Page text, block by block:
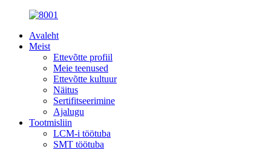
Avaleht
Meist
Ettevõtte profiil
Meie teenused
Ettevõtte kultuur
Näitus
Sertifitseerimine
Ajalugu
Tootmisliin
LCM-i töötuba
SMT töötuba